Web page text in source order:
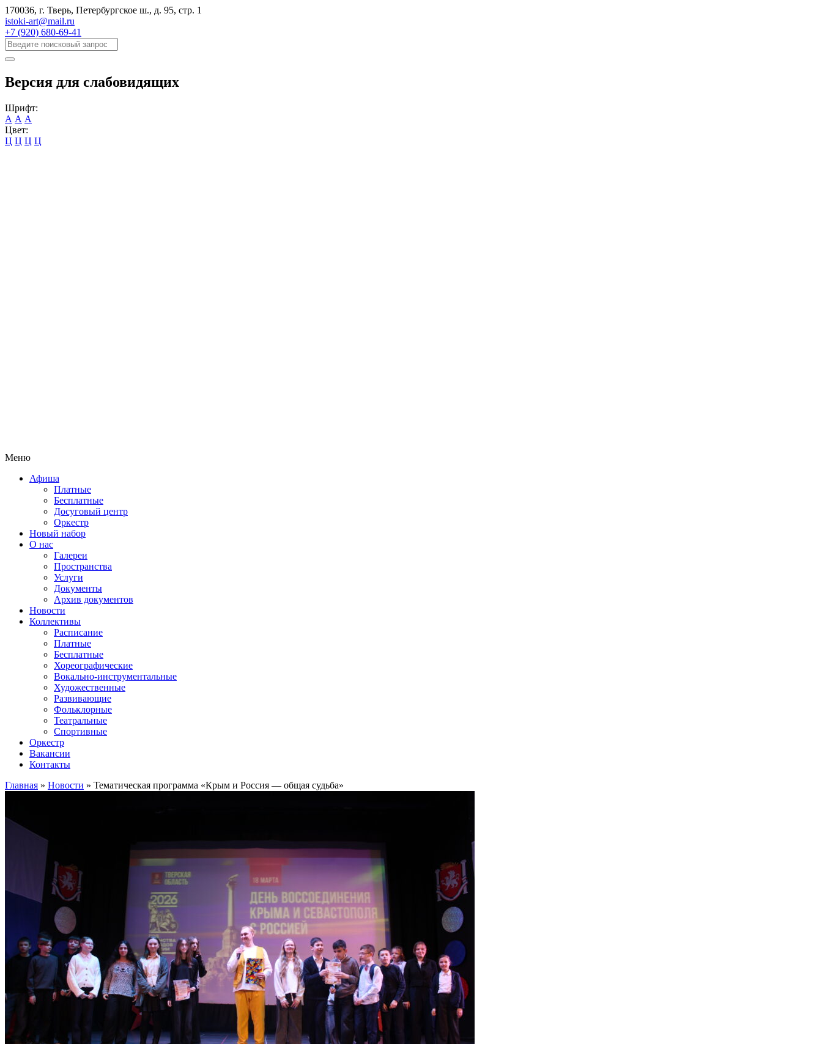
170036, г. Тверь, Петербургское ш., д. 95, cтр. 1
istoki-art@mail.ru
+7 (920) 680-69-41
Версия для слабовидящих
Шрифт:
А А А
Цвет:
Ц Ц Ц Ц
Меню
Афиша
Платные
Бесплатные
Досуговый центр
Оркестр
Новый набор
О нас
Галереи
Пространства
Услуги
Документы
Архив документов
Новости
Коллективы
Расписание
Платные
Бесплатные
Хореографические
Вокально-инструментальные
Художественные
Развивающие
Фольклорные
Театральные
Спортивные
Оркестр
Вакансии
Контакты
Главная » Новости » Тематическая программа «Крым и Россия — общая судьба»